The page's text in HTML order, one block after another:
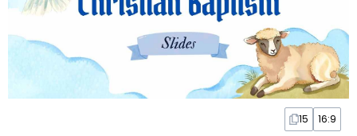
15 16:9